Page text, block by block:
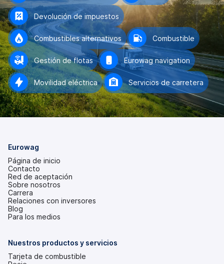
Devolución de impuestos
Combustibles alternativos Combustible
Gestión de flotas Eurowag navigation
Movilidad eléctrica Servicios de carretera
Eurowag
Página de inicio
Contacto
Red de aceptación
Sobre nosotros
Carrera
Relaciones con inversores
(se
abre
pestaña
Blog
Para los medios
Nuestros productos y servicios
Tarjeta de combustible